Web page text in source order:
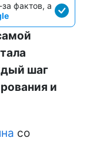
фактов, а
шаг
и
со